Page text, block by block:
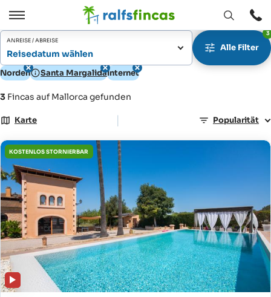
Öffnen
/
Schließen
Fenster
Öffnen
ANREISE / ABREISE
Reisedatum wählen
Alle Filter
3
Norden Santa MargalidaInternet
3 Fincas auf Mallorca gefunden
Karte | Popularität
KOSTENLOS STORNIERBAR